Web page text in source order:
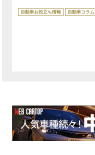
カ
テ
ゴ
自動車お役立ち情報 自動車コラム